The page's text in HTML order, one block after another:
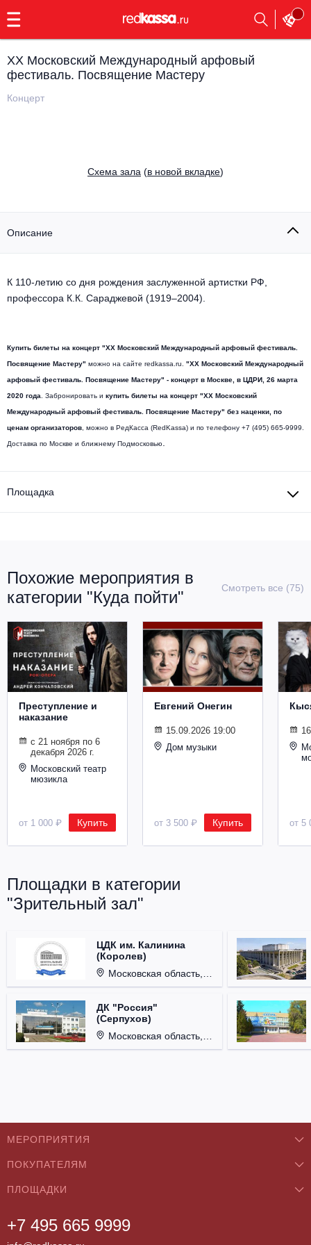
Выбрать другой город
23:00
Заказать
обратный
Концерты на теплоходе
Альтернатива
Круиз Фест
Джаз и блюз
Шансон, романс, авторская песня
Металл
Все события
Комедия
Творческий вечер
Мюзикл, оперетта
Драма
Иммерсивный спектакль
Все события
Детский концерт
Детский спектакль
Детское шоу
XX Московский Международный арфовый
фестиваль. Посвящение Мастеру
Концерт
Cхема зала (в новой вкладке)
Описание
К 110-летию со дня рождения заслуженной артистки РФ,
профессора К.К. Сараджевой (1919–2004).
Купить билеты на концерт "XX Московский Международный арфовый фестиваль.
Посвящение Мастеру" можно на сайте redkassa.ru. "XX Московский Международный
арфовый фестиваль. Посвящение Мастеру" - концерт в Москве, в ЦДРИ , 26 марта
2020 года . Забронировать и купить билеты на концерт "XX Московский
Международный арфовый фестиваль. Посвящение Мастеру" без наценки, по
ценам организаторов , можно в РедКасса (RedKassa) и по телефону +7 (495) 665-9999.
Доставка по Москве и ближнему Подмосковью
Площадка
Похожие мероприятия в
категории "Куда пойти"
Смотреть все (75)
Преступление и
наказание
с 21 ноября по 6
декабря 2026 г.
Московский театр
мюзикла
от 1 000 ₽ Купить
Евгений Онегин
15.09.2026 19:00
Дом музыки
от 3 500 ₽ Купить от 5
Площадки в категории
"Зрительный зал"
ЦДК им. Калинина
(Королев)
Московская область, г. Королёв, ул. Терешковой, д. 1.
ДК "Россия"
(Серпухов)
Московская область, г. Серпухов, ул. Советская, д. 90.
+7 495 665 9999
МЕРОПРИЯТИЯ
Концерты
Классика
Театры
ПОКУПАТЕЛЯМ
О нас
Как купить
ПЛОЩАДКИ
Бар/Ресторан/Кафе